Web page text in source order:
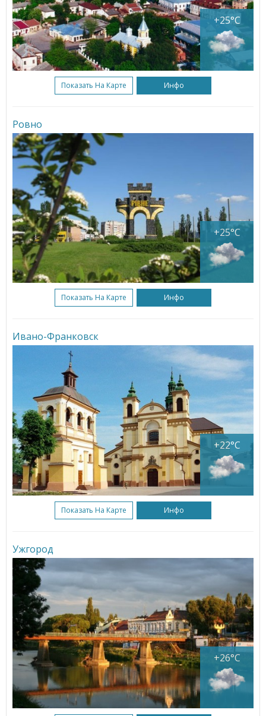
+25°C
Показать На Карте Инфо
Ровно
+25°C
Показать На Карте Инфо
Ивано-Франковск
+22°C
Показать На Карте Инфо
Ужгород
+26°C